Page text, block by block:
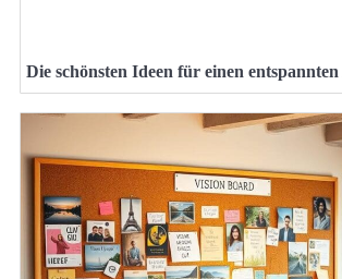
Die schönsten Ideen für einen